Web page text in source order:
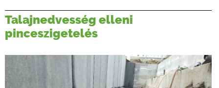
TERVEZÉSI SEGÉDLETEK
Talajnedvesség elleni
pinceszigetelés